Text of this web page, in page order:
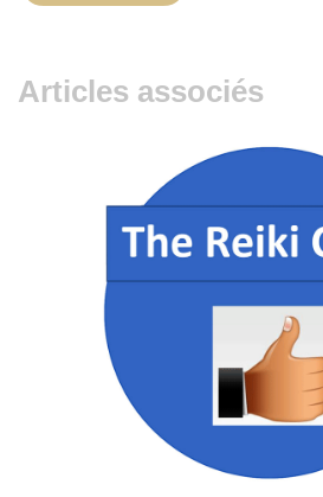
Articles associés